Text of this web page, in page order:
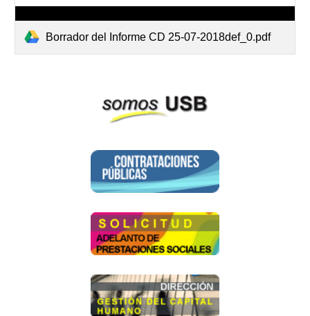
Borrador del Informe CD 25-07-2018def_0.pdf